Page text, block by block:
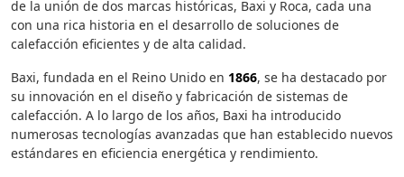
de la unión de dos marcas históricas, Baxi y Roca, cada una
con una rica historia en el desarrollo de soluciones de
calefacción eficientes y de alta calidad.
Baxi, fundada en el Reino Unido en 1866, se ha destacado por
su innovación en el diseño y fabricación de sistemas de
calefacción. A lo largo de los años, Baxi ha introducido
numerosas tecnologías avanzadas que han establecido nuevos
estándares en eficiencia energética y rendimiento.